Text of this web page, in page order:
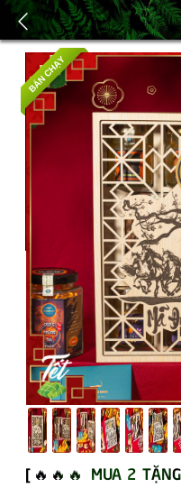
/Sản phẩm/ Quà Tết
BÁN CHẠY
[🔥🔥🔥 MUA 2